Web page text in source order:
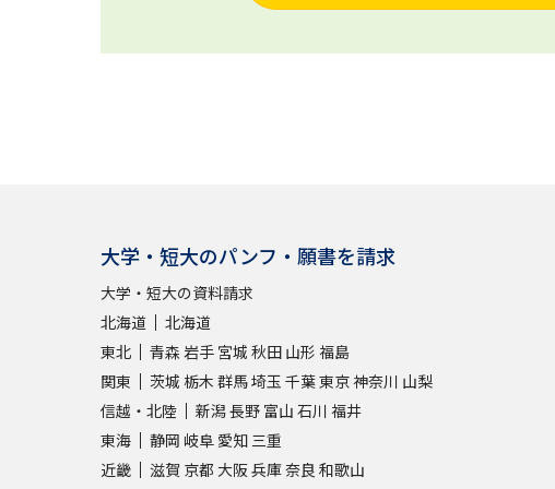
大学・短大のパンフ・願書を請求
大学・短大の資料請求
北海道
北海道
東北
青森 岩手 宮城 秋田 山形 福島
関東
茨城 栃木 群馬埼玉 千葉東京神奈川 山梨
信越・北陸
新潟長野 富山 石川 福井
東海
静岡 岐阜 愛知 三重
近畿
滋賀 京都 大阪兵庫奈良 和歌山